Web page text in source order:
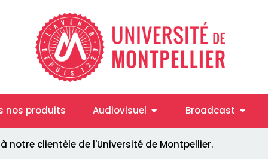
nos produits Audiovisuel Ouvrir Audiovisuel
Broadcast
clientèle de l'Université de Montpellier.